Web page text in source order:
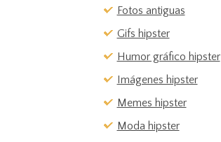
Fotos antiguas
Gifs hipster
Humor gráfico hipster
Imágenes hipster
Memes hipster
Moda hipster